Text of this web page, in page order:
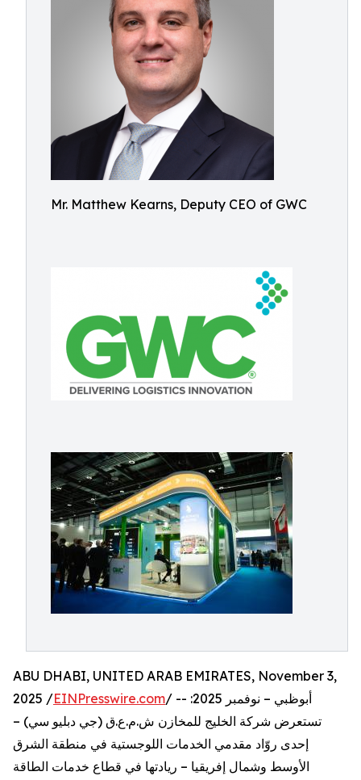
Mr. Matthew Kearns, Deputy CEO of GWC
ABU DHABI, UNITED ARAB EMIRATES, November 3,
2025 /EINPresswire.com/ -- أبوظبي – نوفمبر 2025:
تستعرض شركة الخليج للمخازن ش.م.ع.ق (جي دبليو سي) –
إحدى روّاد مقدمي الخدمات اللوجستية في منطقة الشرق
الأوسط وشمال إفريقيا – ريادتها في قطاع خدمات الطاقة